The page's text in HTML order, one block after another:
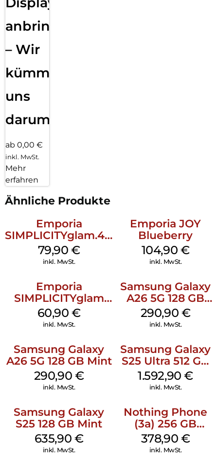
anbringen
– Wir
kümmern
uns
darum!
ab 0,00 €
inkl. MwSt.
Mehr
erfahren
Ähnliche Produkte
Emporia
SIMPLICITYglam.4G
Schwarz
79,90 €
inkl. MwSt.
Emporia JOY
Blueberry
104,90 €
inkl. MwSt.
Emporia
SIMPLICITYglam
Schwarz
60,90 €
inkl. MwSt.
Samsung Galaxy
A26 5G 128 GB
White
290,90 €
inkl. MwSt.
Samsung Galaxy
A26 5G 128 GB Mint
290,90 €
inkl. MwSt.
Samsung Galaxy
S25 Ultra 512 GB
Titanium
Silverblue
1.592,90€
inkl. MwSt.
Samsung Galaxy
S25 128 GB Mint
635,90 €
inkl. MwSt.
Nothing Phone
(3a) 256 GB
Black
378,90 €
inkl. MwSt.